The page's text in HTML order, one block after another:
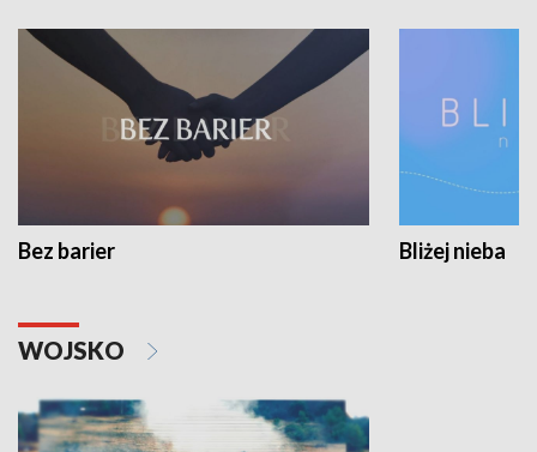
Bez barier Bliżej nieba
WOJSKO